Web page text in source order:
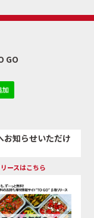
GO
お知らせいただけ
ースはこちら